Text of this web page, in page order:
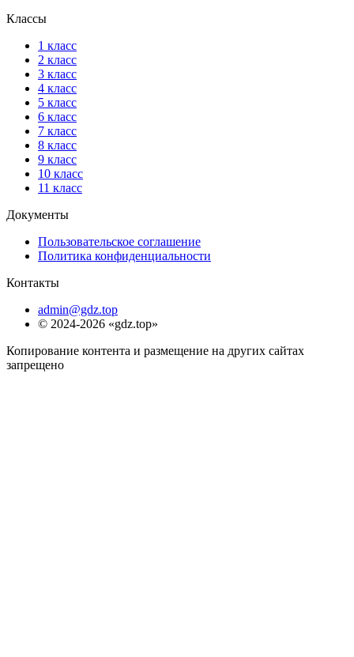
Классы
1 класс
2 класс
3 класс
4 класс
5 класс
6 класс
7 класс
8 класс
9 класс
10 класс
11 класс
Документы
Пользовательское соглашение
Политика конфиденциальности
Контакты
admin@gdz.top
© 2024-2026 «gdz.top»
Копирование контента и размещение на других сайтах
запрещено